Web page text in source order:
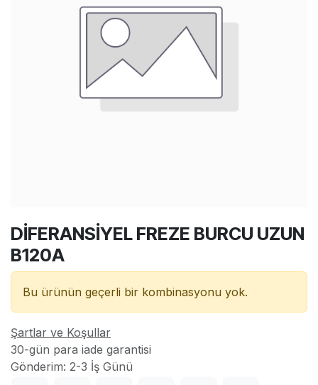
DİFERANSİYEL FREZE BURCU UZUN
B120A
Bu ürünün geçerli bir kombinasyonu yok.
Şartlar ve Koşullar
30-gün para iade garantisi
Gönderim: 2-3 İş Günü